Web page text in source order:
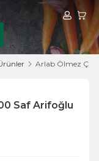
Hesabım
Arlab Ölmez
Saf Arifoğlu